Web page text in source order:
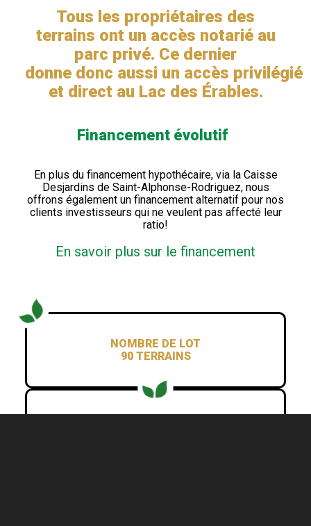
Tous les propriétaires des
terrains ont un accès notarié au
parc privé. Ce dernier
donne donc aussi un accès privilégié
et direct au Lac des Érables.
Financement évolutif
En plus du financement hypothécaire, via la Caisse
Desjardins de Saint-Alphonse-Rodriguez, nous
offrons également un financement alternatif pour nos
clients investisseurs qui ne veulent pas affecté leur
ratio!
En savoir plus sur le financement
NOMBRE DE LOT
90 TERRAINS